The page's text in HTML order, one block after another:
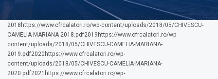
2018https://www.cfrcalatori.ro/wp-content/uploads/2018/05/CHIVESCU-
CAMELIA-MARIANA-2018.pdf2019https://www.cfrcalatori.ro/wp-
content/uploads/2018/05/CHIVESCU-CAMELIA-MARIANA-
2019.pdf2020https://www.cfrcalatori.ro/wp-
content/uploads/2018/05/CHIVESCU-CAMELIA-MARIANA-
2020.pdf2021https://www.cfrcalatori.ro/wp-